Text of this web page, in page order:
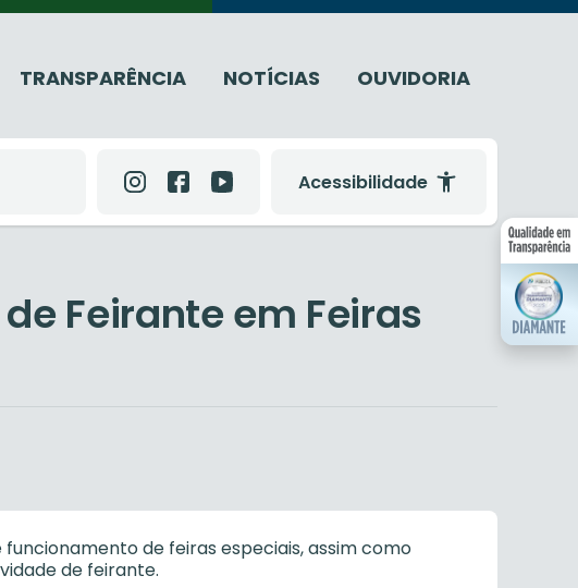
TRANSPARÊNCIA NOTÍCIAS OUVIDORIA
Acessibilidade
Feirante em Feiras
de feiras especiais, assim como
de feirante.